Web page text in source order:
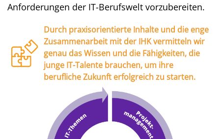
Anforderungen der IT-Berufswelt vorzubereiten.
Durch praxisorientierte Inhalte und die enge
Zusammenarbeit mit der IHK vermitteln wir
genau das Wissen und die Fähigkeiten, die
junge IT-Talente brauchen, um ihre
berufliche Zukunft erfolgreich zu starten.